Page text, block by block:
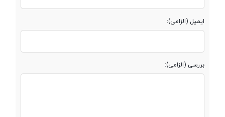
نوع اتصال بی سیم
ایمیل (الزامی):
بررسی (الزامی):